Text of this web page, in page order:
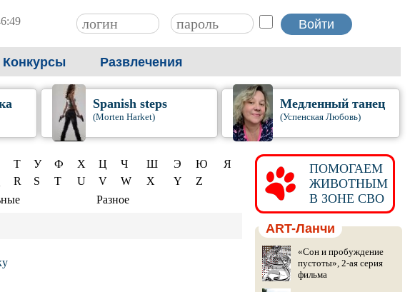
Конкурсы Развлечения
Spanish steps
(Morten Harket)
Медленный танец
(Успенская Любовь)
Т У Ф Х Ц Ч Ш Э Ю
Я
R S T U V W X Y
Z
Разное
ПОМОГАЕМ
ЖИВОТНЫМ
В ЗОНЕ СВО
ART-Ланчи
«Сон и пробуждение
пустоты», 2-ая серия
фильма